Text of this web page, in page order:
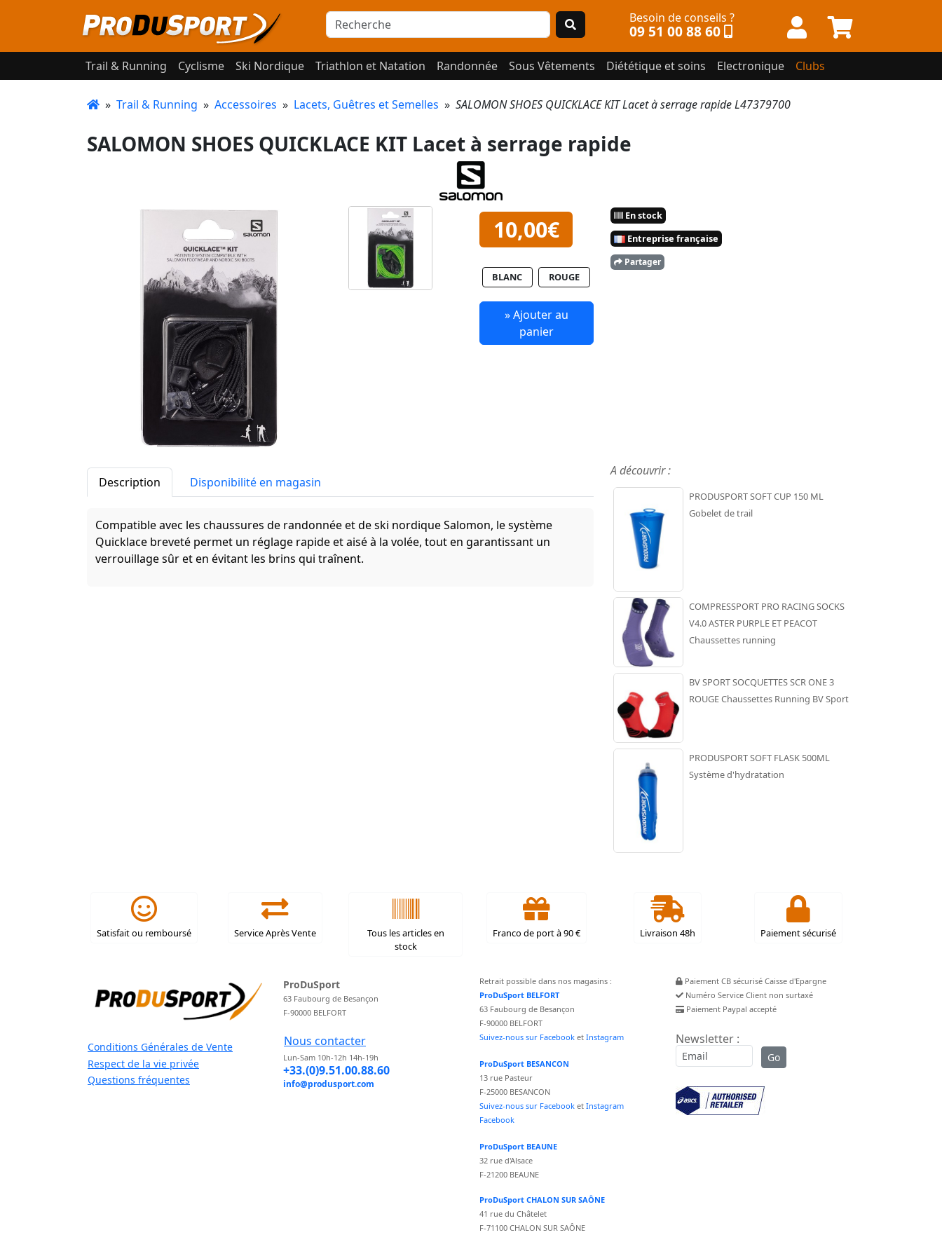
Besoin de conseils ?
09 51 00 88 60
Trail & Running Cyclisme Ski Nordique Triathlon et Natation Randonnée Sous Vêtements Diététique et soins Electronique Clubs
» Trail & Running » Accessoires » Lacets, Guêtres et Semelles » SALOMON SHOES QUICKLACE KIT Lacet à serrage rapide L47379700
SALOMON SHOES QUICKLACE KIT Lacet à serrage rapide
10,00€
BLANC ROUGE
» Ajouter au
panier
En stock
Entreprise française
Partager
Description Disponibilité en magasin
Compatible avec les chaussures de randonnée et de ski nordique Salomon, le système
Quicklace breveté permet un réglage rapide et aisé à la volée, tout en garantissant un
verrouillage sûr et en évitant les brins qui traînent.
A découvrir :
PRODUSPORT SOFT CUP 150 ML
Gobelet de trail
COMPRESSPORT PRO RACING SOCKS
V4.0 ASTER PURPLE ET PEACOT
Chaussettes running
BV SPORT SOCQUETTES SCR ONE 3
ROUGE Chaussettes Running BV Sport
PRODUSPORT SOFT FLASK 500ML
Système d'hydratation
Satisfait ou remboursé Service Après Vente
Tous les articles en
stock
Franco de port à 90 € Livraison 48h Paiement sécurisé
Conditions Générales de Vente
Respect de la vie privée
Questions fréquentes
ProDuSport
63 Faubourg de Besançon
F-90000 BELFORT
Nous contacter
Lun-Sam 10h-12h 14h-19h
+33.(0)9.51.00.88.60
info@produsport.com
Retrait possible dans nos magasins :
ProDuSport BELFORT
63 Faubourg de Besançon
F-90000 BELFORT
Suivez-nous sur Facebook et Instagram
ProDuSport BESANCON
13 rue Pasteur
F-25000 BESANCON
Suivez-nous sur Facebook et Instagram
Facebook
ProDuSport BEAUNE
32 rue d'Alsace
F-21200 BEAUNE
ProDuSport CHALON SUR SAÔNE
41 rue du Châtelet
F-71100 CHALON SUR SAÔNE
Paiement CB sécurisé Caisse d'Epargne
Numéro Service Client non surtaxé
Paiement Paypal accepté
Newsletter :